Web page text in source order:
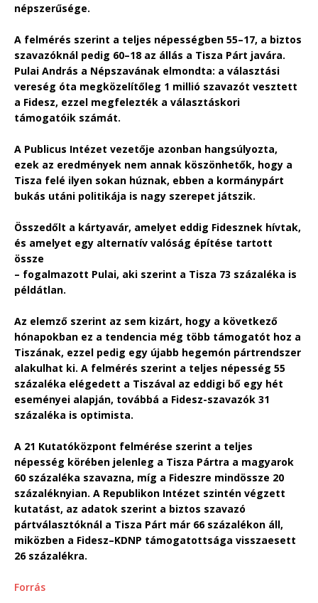
népszerűsége.
A felmérés szerint a teljes népességben 55–17, a biztos
szavazóknál pedig 60–18 az állás a Tisza Párt javára.
Pulai András a Népszavának elmondta: a választási
vereség óta megközelítőleg 1 millió szavazót vesztett
a Fidesz, ezzel megfelezték a választáskori
támogatóik számát.
A Publicus Intézet vezetője azonban hangsúlyozta,
ezek az eredmények nem annak köszönhetők, hogy a
Tisza felé ilyen sokan húznak, ebben a kormánypárt
bukás utáni politikája is nagy szerepet játszik.
Összedőlt a kártyavár, amelyet eddig Fidesznek hívtak,
és amelyet egy alternatív valóság építése tartott
össze
– fogalmazott Pulai, aki szerint a Tisza 73 százaléka is
példátlan.
Az elemző szerint az sem kizárt, hogy a következő
hónapokban ez a tendencia még több támogatót hoz a
Tiszának, ezzel pedig egy újabb hegemón pártrendszer
alakulhat ki. A felmérés szerint a teljes népesség 55
százaléka elégedett a Tiszával az eddigi bő egy hét
eseményei alapján, továbbá a Fidesz-szavazók 31
százaléka is optimista.
A 21 Kutatóközpont felmérése szerint a teljes
népesség körében jelenleg a Tisza Pártra a magyarok
60 százaléka szavazna, míg a Fideszre mindössze 20
százaléknyian. A Republikon Intézet szintén végzett
kutatást, az adatok szerint a biztos szavazó
pártválasztóknál a Tisza Párt már 66 százalékon áll,
miközben a Fidesz–KDNP támogatottsága visszaesett
26 százalékra.
Forrás